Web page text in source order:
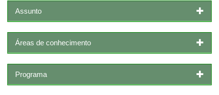
Assunto
Áreas de conhecimento
Programa